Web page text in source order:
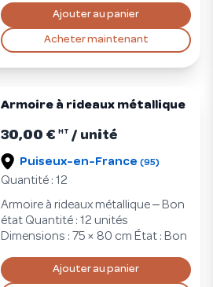
Ajouter au panier
Acheter maintenant
Armoire à rideaux métallique
30,00 € HT / unité
Puiseux-en-France (95)
Quantité : 12
Armoire à rideaux métallique – Bon
état Quantité : 12 unités
Dimensions : 75 × 80 cm État : Bon
Ajouter au panier